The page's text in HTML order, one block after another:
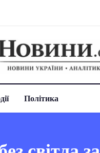
Політика